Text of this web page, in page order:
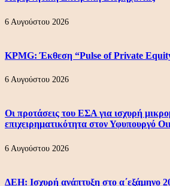
6 Αυγούστου 2026
KPMG: Έκθεση “Pulse of Private
6 Αυγούστου 2026
Οι προτάσεις του ΕΣΑ για ισχυρή
επιχειρηματικότητα στον Υφυπουργό
6 Αυγούστου 2026
ΔΕΗ: Ισχυρή ανάπτυξη στο α΄εξάμηνο